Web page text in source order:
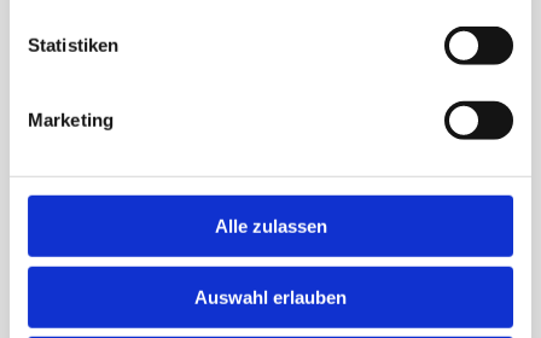
Statistiken
Marketing
Alle zulassen
Auswahl erlauben
DUE DILIGENCE REPORT